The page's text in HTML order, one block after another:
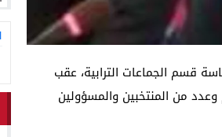
تسليم السلط برئاسة قسم الجماعات الترابية، عقب
من المنتخبين والمسؤولين